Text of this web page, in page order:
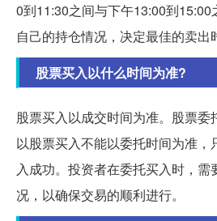
0到11:30之间与下午13:00到
自己的持仓情况，决定最佳的卖出
股票买入以什么时间为准?
股票买入以成交时间为准。股票委
以股票买入不能以委托时间为准，
入成功。投资者在委托买入时，需
况，以确保交易的顺利进行。